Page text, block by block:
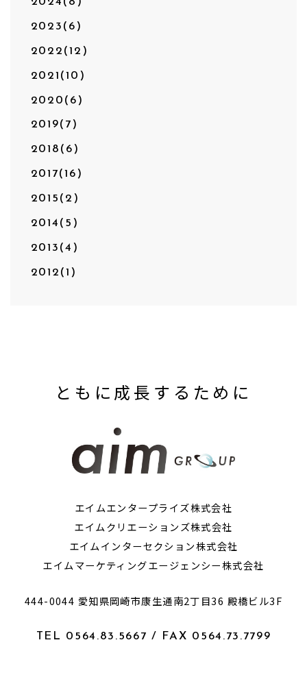
2023(6)
2022(12)
2021(10)
2020(6)
2019(7)
2018(6)
2017(16)
2015(2)
2014(5)
2013(4)
2012(1)
ともに成長するために
エイムエンタープライズ株式会社
エイムクリエーションズ株式会社
エイムインターセクション株式会社
エイムマーケティングエージェンシー株式会社
444-0044 愛知県岡崎市康生通南2丁目36 殿橋ビル3F
TEL 0564.83.5667 / FAX 0564.73.7799